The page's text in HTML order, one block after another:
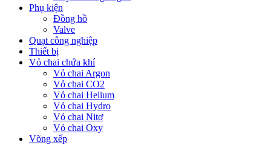
Phụ kiện
Đồng hồ
Valve
Quạt công nghiệp
Thiết bị
Vỏ chai chứa khí
Vỏ chai Argon
Vỏ chai CO2
Vỏ chai Helium
Vỏ chai Hydro
Vỏ chai Nitơ
Vỏ chai Oxy
Võng xếp